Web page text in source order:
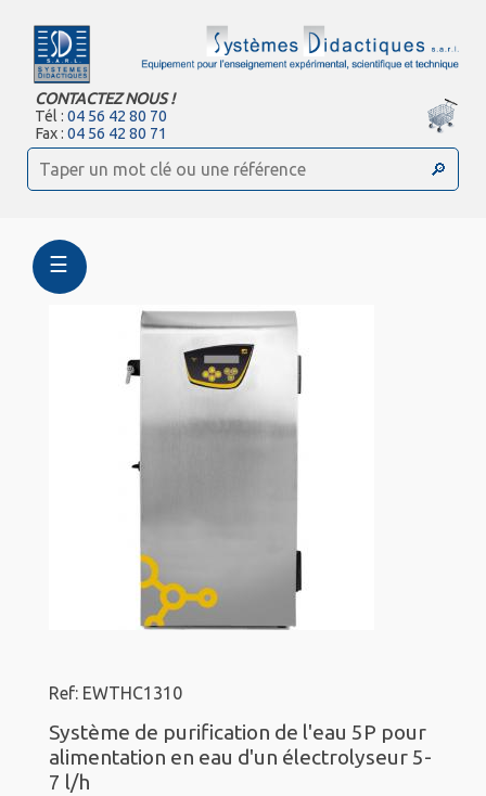
CONTACTEZ NOUS !
Tél :04 56 42 80 70
Fax :04 56 42 80 71
☰
Ref: EWTHC1310
Système de purification de l'eau 5P pour
alimentation en eau d'un électrolyseur 5-
7 l/h